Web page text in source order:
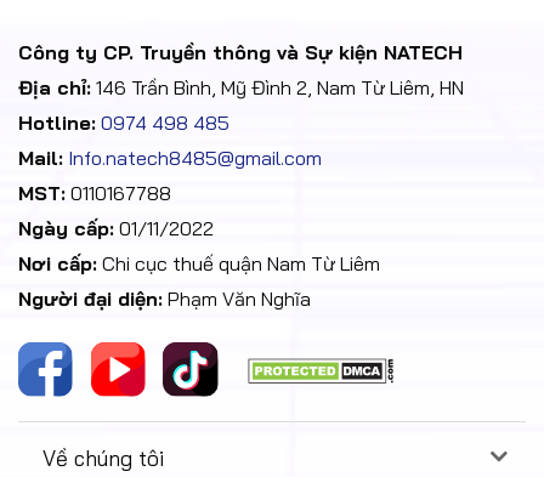
Công ty CP. Truyền thông và Sự kiện NATECH
Địa chỉ: 146 Trần Bình, Mỹ Đình 2, Nam Từ Liêm, HN
Hotline: 0974 498 485
Mail: Info.natech8485@gmail.com
MST: 0110167788
Ngày cấp: 01/11/2022
Nơi cấp: Chi cục thuế quận Nam Từ Liêm
Người đại diện: Phạm Văn Nghĩa
Về chúng tôi